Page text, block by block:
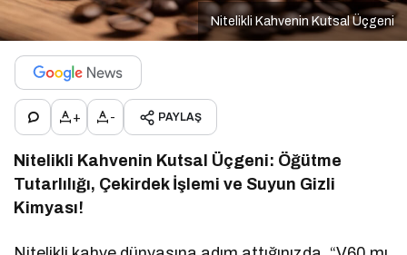
Nitelikli Kahvenin Kutsal Üçgeni
+ - PAYLAŞ
Nitelikli Kahvenin Kutsal Üçgeni: Öğütme
Tutarlılığı, Çekirdek İşlemi ve Suyun Gizli
Kimyası!